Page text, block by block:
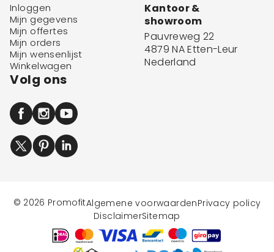
Inloggen
Mijn gegevens
Mijn offertes
Mijn orders
Mijn wensenlijst
Winkelwagen
Kantoor &
showroom
Pauvreweg 22
4879 NA Etten-Leur
Nederland
Volg ons
© 2026 PromofitAlgemene voorwaardenPrivacy policy
DisclaimerSitemap